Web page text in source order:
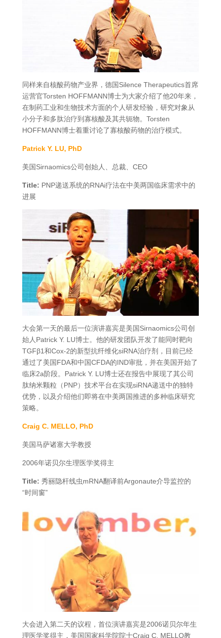
同样来自核酸药物产业界，德国Silence Therapeutics首席
运营官Torsten HOFFMANN博士为大家介绍了他20年来，
在制药工业和生物技术方面的个人研发经验，研究对象从
小分子和多肽治疗到寡核酸及其共轭物。Torsten
HOFFMANN博士着重讨论了寡核酸药物的治疗模式。
Patrick Y. LU, PhD
美国Sirnaomics公司创始人、总裁、CEO
Title: PNP递送系统的RNAi疗法在中美两国临床需求中的
进展
大会第一天的最后一位演讲嘉宾是美国Sirnaomics公司创
始人Patrick Y. LU博士。他的研发团队开发了能同时靶向
TGFβ1和Cox-2的新型抗纤维化siRNA治疗剂，目前已经
通过了美国FDA和中国CFDA的IND审批，并在美国开始了
临床2a阶段。Patrick Y. LU博士还在报告中展现了其公司
肽纳米颗粒（PNP）技术平台在实现siRNA递送中的独特
优势，以及介绍他们即将在中美两国推进的多种临床研究
策略。
Craig C. MELLO, PhD
美国马萨诸塞大学教授
2006年诺贝尔生理医学奖得主
Title: 秀丽隐杆线虫mRNA翻译前Argonaute介导监控的
“时间窗”
大会进入第二天的议程，首位演讲嘉宾是2006诺贝尔年生
理医学奖得主，美国国家科学院院士Craig C. MELLO教